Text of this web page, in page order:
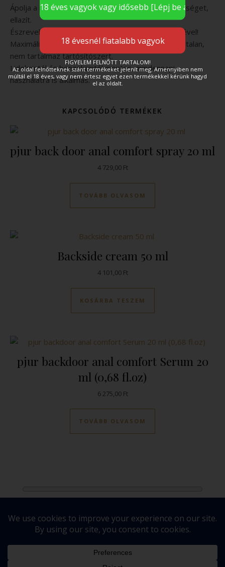
Ápolja a nyálkahártyát, segít elkerülni a túlérzékenységet,
ellazít.
Észrevehető hatás, már akár 15 másodperc elteltével!
Maximálisan óvszerbarát készítmény, íztelen, szagtalan,
nem tartalmaz tartósítószert.
Lidokaintól és benzokaintól mentes, mindennapi
használatra is alkalmas.
KAPCSOLÓDÓ TERMÉKEK
pjur back door anal comfort spray 20 ml
4 729,00 Ft
TOVÁBB OLVASOM
Backside cream 50 ml
4 101,00 Ft
KOSÁRBA TESZEM
pjur backdoor anal comfort Serum 20
ml (0,68 fl.oz)
6 275,00 Ft
TOVÁBB OLVASOM
Általános Szerződési Feltételek
Adatkezelési tájékoztató
Cégadatok
FIGYELEM FELNŐTT TARTALOM!
Az oldal felnőtteknek szánt termékeket jelenít meg. Amennyiben nem
múltál el 18 éves, vagy nem értesz egyet ezen termékekkel kérünk hagyd
el az oldalt.